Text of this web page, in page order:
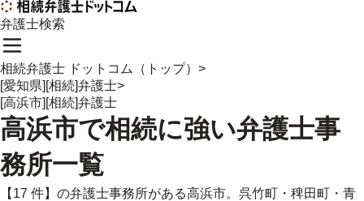
弁護士検索
相続弁護士 ドットコム（トップ） >
[愛知県][相続]弁護士>
[高浜市][相続]弁護士
高浜市で相続に強い弁護士事
務所一覧
【17 件】の弁護士事務所がある高浜市。呉竹町・稗田町・青